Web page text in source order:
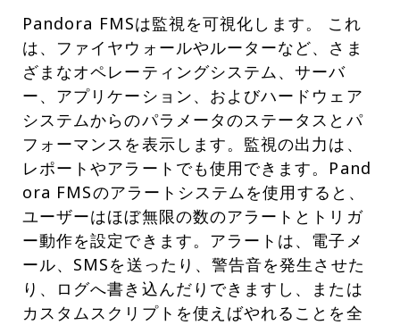
Pandora FMSは監視を可視化します。 これ
は、ファイヤウォールやルーターなど、さま
ざまなオペレーティングシステム、サーバ
ー、アプリケーション、およびハードウェア
システムからのパラメータのステータスとパ
フォーマンスを表示します。監視の出力は、
レポートやアラートでも使用できます。Pand
ora FMSのアラートシステムを使用すると、
ユーザーはほぼ無限の数のアラートとトリガ
ー動作を設定できます。アラートは、電子メ
ール、SMSを送ったり、警告音を発生させた
り、ログへ書き込んだりできますし、または
カスタムスクリプトを使えばやれることを全